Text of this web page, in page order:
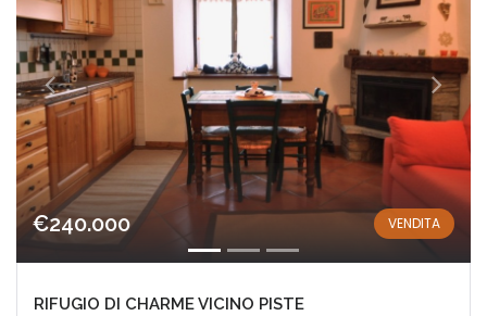
€240.000 VENDITA
RIFUGIO DI CHARME VICINO PISTE